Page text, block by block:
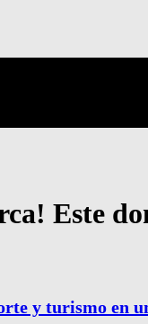
Este
y turismo en